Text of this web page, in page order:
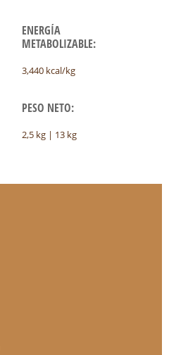
ENERGÍA
METABOLIZABLE:
3,440 kcal/kg
PESO NETO:
2,5 kg | 13 kg